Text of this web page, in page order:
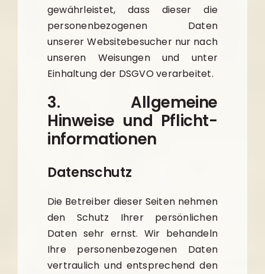
gewährleistet, dass dieser die
personenbezogenen Daten
unserer Websitebesucher nur nach
unseren Weisungen und unter
Einhaltung der DSGVO verarbeitet.
3. Allgemeine
Hinweise und Pflicht­
informationen
Datenschutz
Die Betreiber dieser Seiten nehmen
den Schutz Ihrer persönlichen
Daten sehr ernst. Wir behandeln
Ihre personenbezogenen Daten
vertraulich und entsprechend den